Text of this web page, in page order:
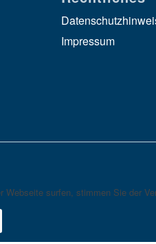
Impressum
surfen, stimmen Sie der